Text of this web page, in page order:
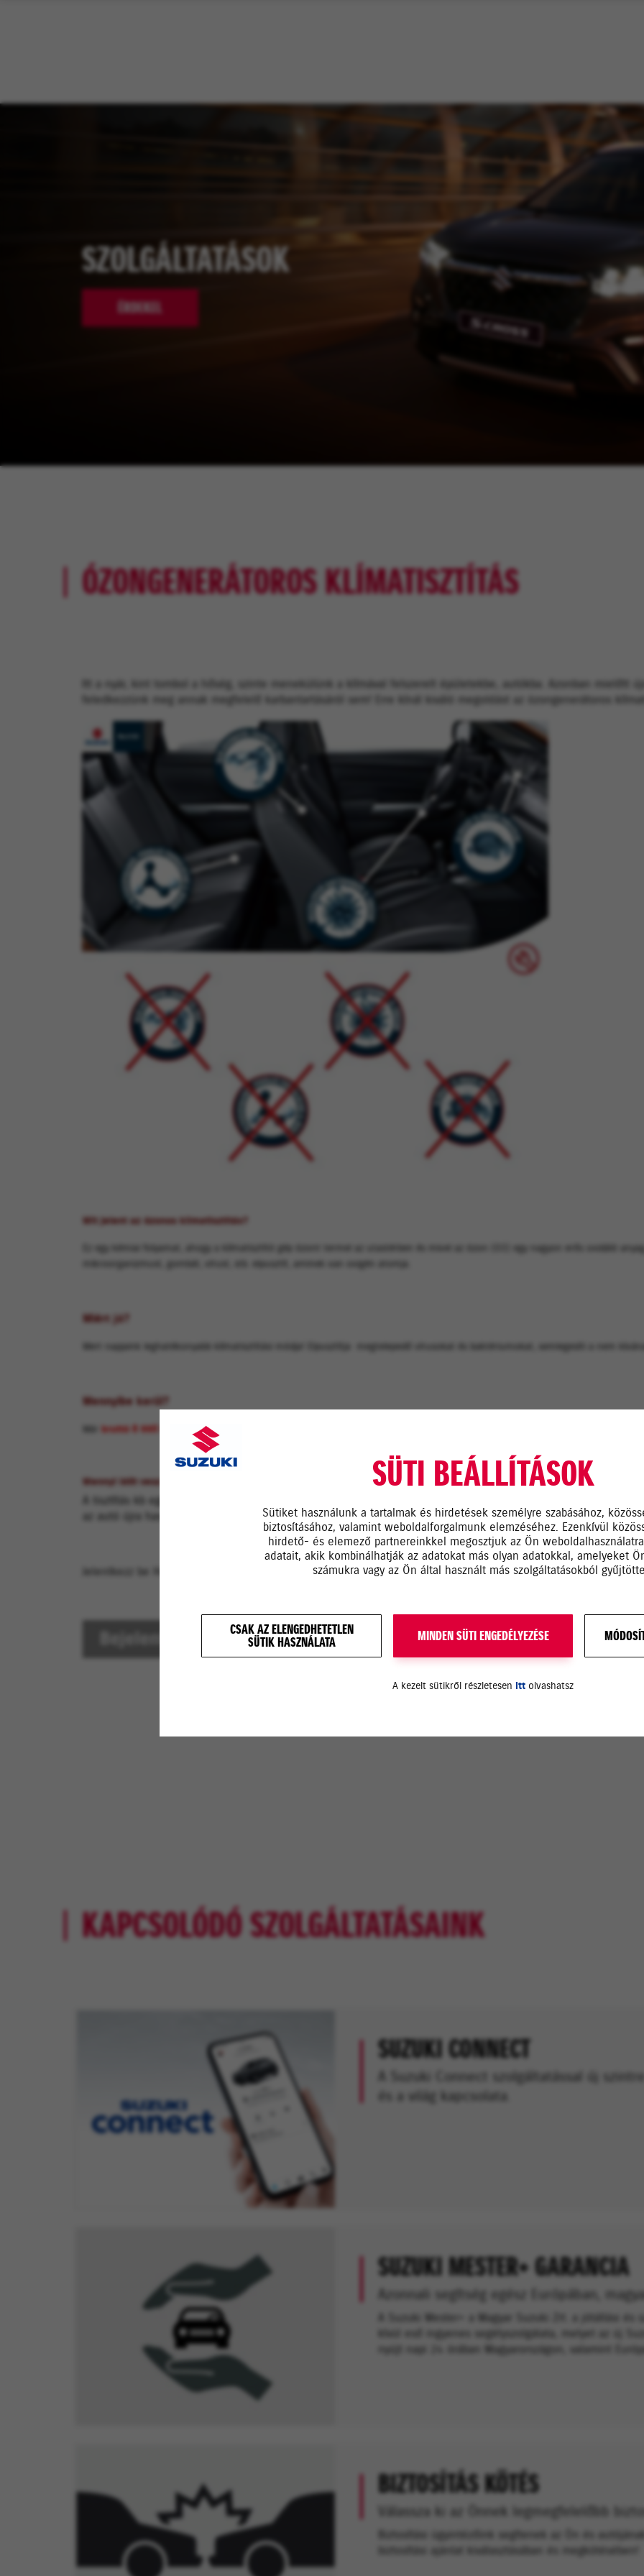
SÜTI BEÁLLÍTÁSOK
Sütiket használunk a tartalmak és hirdetések személyre szabásához,
biztosításához, valamint weboldalforgalmunk elemzéséhez. Ezenkívül
hirdető- és elemező partnereinkkel megosztjuk az Ön
adatait, akik kombinálhatják az adatokat más olyan adatokkal, amelyeket
számukra vagy az Ön által használt más szolgáltatásokból
CSAK AZ ELENGEDHETETLEN
SÜTIK HASZNÁLATA
MINDEN SÜTI ENGEDÉLYEZÉSE
A kezelt sütikről részletesen itt olvashatsz
SZOLGÁLTATÁSOK
ÉRDEKEL
ÓZONGENERÁTOROS KLÍMATISZTÍTÁS
Mit jelent az ózonos klímatisztítás?
Miért jó?
Mennyibe kerül?
bruttó 6 990 Ft - ért elérhető szervizünkben!
Mennyi időt vesz igénybe?
Jelentkezz be Hozzánk és élvezd a gondtalan klímás utazás örömeit!
KAPCSOLÓDÓ SZOLGÁLTATÁSAINK
SUZUKI CONNECT
A Suzuki Connect szolgáltatással új
és a világ kapcsolata.
SUZUKI MESTER+ GARANCIA
Azonnali segítség egész Európában,
A Suzuki Mester+ a Magyar Suzuki Zrt. a jótállási és
kívül eső ingyenes segélyszolgálata, melyet az új
nyújt napi 24 órában Magyarországon, valamint
BIZTOSÍTÁS KÖTÉS
Válassza ki az Önnek legmegfelelőbb